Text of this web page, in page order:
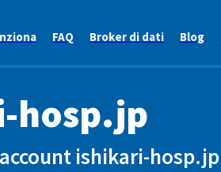
FAQ Broker di dati Blog
hosp.jp
ishikari-